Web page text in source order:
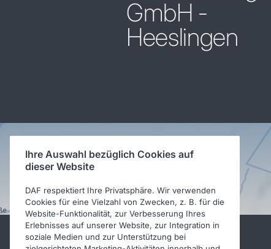
GmbH -
Heeslingen
Ihre Auswahl bezüglich Cookies auf
dieser Website
DAF respektiert Ihre Privatsphäre. Wir verwenden
Cookies für eine Vielzahl von Zwecken, z. B. für die
Website-Funktionalität, zur Verbesserung Ihres
Erlebnisses auf unserer Website, zur Integration in
soziale Medien und zur Unterstützung bei